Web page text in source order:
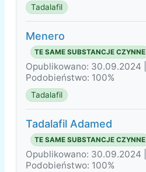
Tadalafil
Menero
TE SAME SUBSTANCJE CZYNNE
Opublikowano: 30.09.2024 |
Podobieństwo: 100%
Tadalafil
Tadalafil Adamed
TE SAME SUBSTANCJE CZYNNE
Opublikowano: 30.09.2024 |
Podobieństwo: 100%